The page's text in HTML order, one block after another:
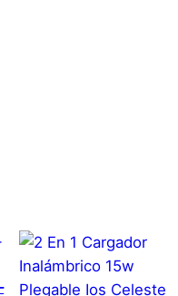
–
este producto